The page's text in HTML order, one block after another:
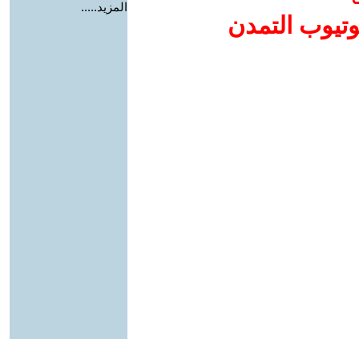
التمدن
المزيد.....